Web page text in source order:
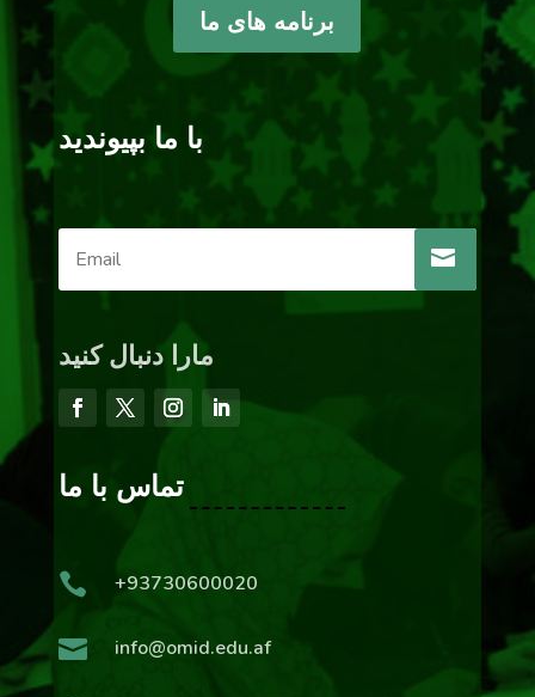
برنامه های ما
با ما بپیوندید
مارا دنبال کنید
تماس با ما
 +93730600020
 info@omid.edu.af